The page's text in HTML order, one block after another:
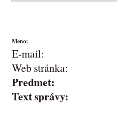
Meno:
E-mail:
Web stránka:
Predmet:
Text správy: